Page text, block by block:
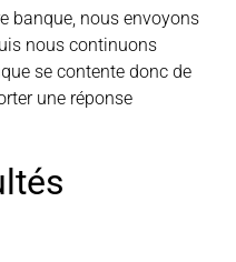
banque, nous envoyons
nous continuons
se contente donc de
une réponse